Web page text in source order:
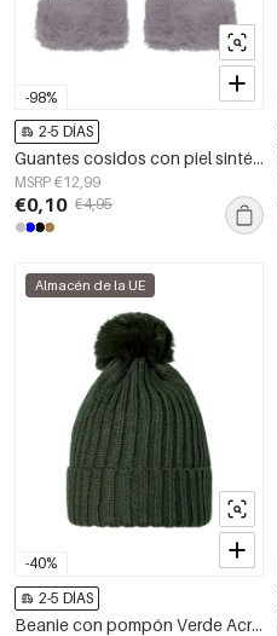
-98%
2-5 DÍAS
Guantes cosidos con piel sintética - plateado
MSRP €12,99
€0,10 €4,95
-40%
Almacén de la UE
2-5 DÍAS
Beanie con pompón Verde Acrílico